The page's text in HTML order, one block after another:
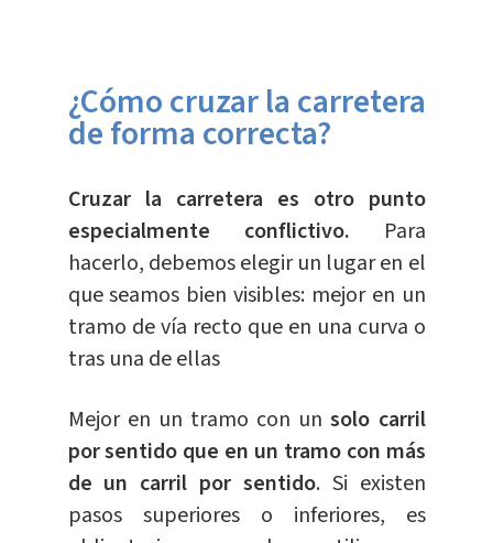
¿Cómo cruzar la carretera
de forma correcta?
Cruzar la carretera es otro punto
especialmente conflictivo. Para
hacerlo, debemos elegir un lugar en el
que seamos bien visibles: mejor en un
tramo de vía recto que en una curva o
tras una de ellas
Mejor en un tramo con unsolo carril
por sentido que en un tramo con más
de un carril por sentido. Si existen
pasos superiores o inferiores, es